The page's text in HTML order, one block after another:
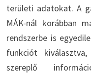
területi adatokat. A
MÁK-nál korábban
rendszerbe is
funkciót
szereplő